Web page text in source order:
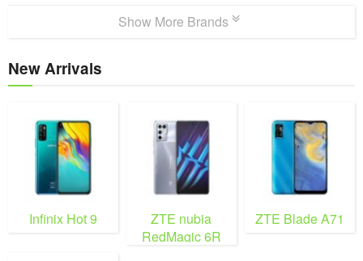
Show More Brands
New Arrivals
Infinix Hot 9
ZTE nubia
RedMagic 6R
ZTE Blade A71